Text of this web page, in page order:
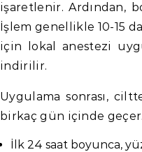
işaretlenir. Ardından,
İşlem genellikle 10-15
için lokal anestezi
indirilir.
Uygulama sonrası,
birkaç gün içinde
İlk 24 saat boyunca,